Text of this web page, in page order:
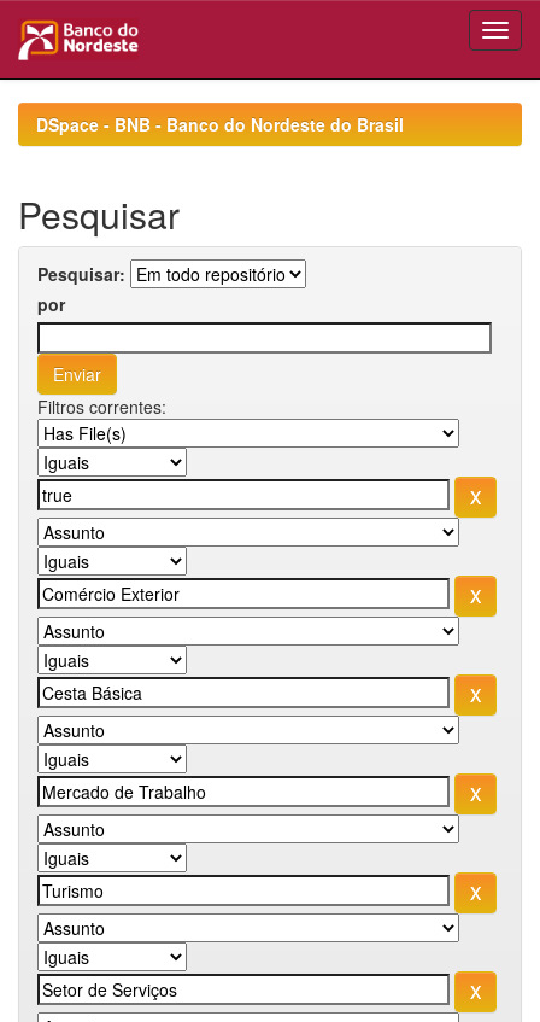
navigationDSpace - BNB - Banco do Nordeste do Brasil
Pesquisar
Pesquisar:
por
Filtros correntes: